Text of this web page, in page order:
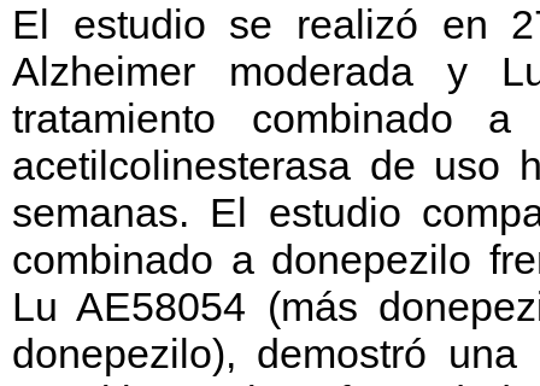
El estudio se realizó en
Alzheimer moderada y
tratamiento combinado
acetilcolinesterasa de uso
semanas. El estudio
combinado a donepezilo
Lu AE58054 (más
donepezilo), demostró